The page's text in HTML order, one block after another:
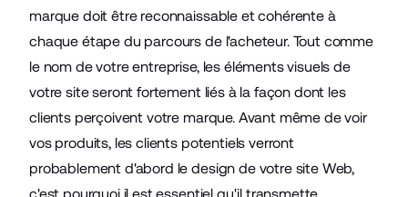
marque doit être reconnaissable et cohérente à
chaque étape du parcours de l'acheteur. Tout comme
le nom de votre entreprise, les éléments visuels de
votre site seront fortement liés à la façon dont les
clients perçoivent votre marque. Avant même de voir
vos produits, les clients potentiels verront
probablement d'abord ledesign de votre site Web,